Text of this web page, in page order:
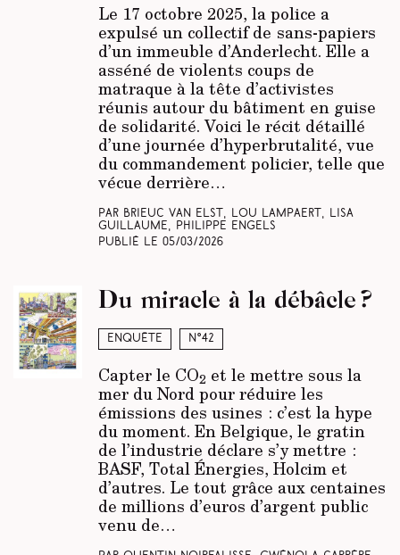
Le 17 octobre 2025, la police a
expulsé un collectif de sans-papiers
d’un immeuble d’Anderlecht. Elle a
asséné de violents coups de
matraque à la tête d’activistes
réunis autour du bâtiment en guise
de solidarité. Voici le récit détaillé
d’une journée d’hyperbrutalité, vue
du commandement policier, telle que
vécue derrière…
Par Brieuc Van Elst, Lou Lampaert, Lisa
Guillaume, Philippe Engels
Publié le 05/03/2026
Enquête N°42
Du miracle à la débâcle ?
Capter le CO2 et le mettre sous la
mer du Nord pour réduire les
émissions des usines : c’est la hype
du moment. En Belgique, le gratin
de l’industrie déclare s’y mettre :
BASF, Total Énergies, Holcim et
d’autres. Le tout grâce aux centaines
de millions d’euros d’argent public
venu de…